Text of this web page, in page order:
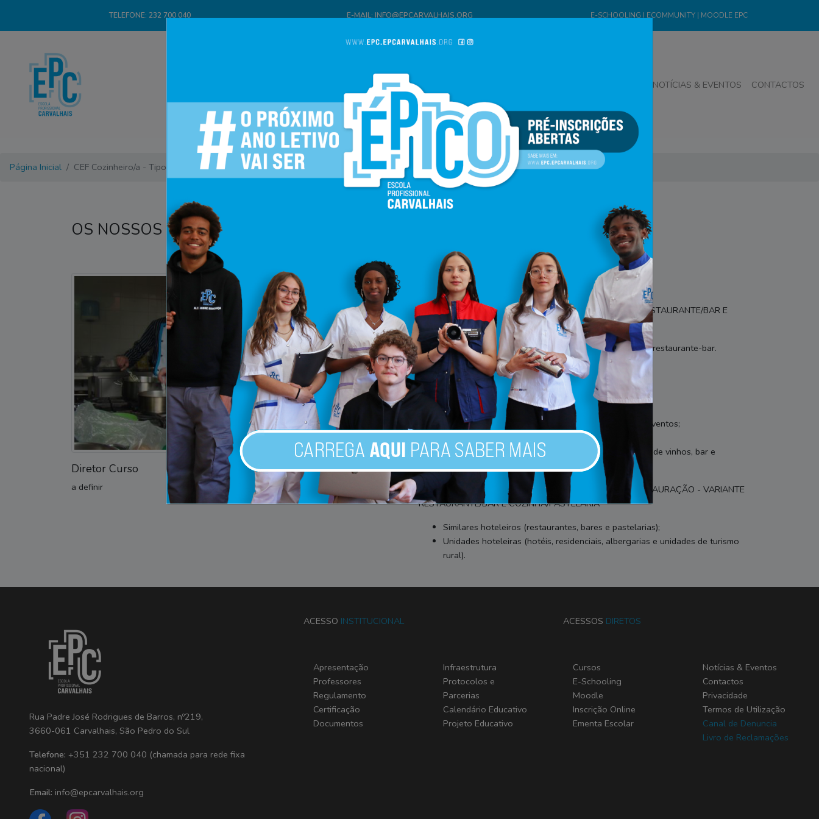
TELEFONE: 232 700 040 E-MAIL: INFO@EPCARVALHAIS.ORG E-SCHOOLING | ECOMMUNITY | MOODLE EPC
PÁGINA INICIAL(current)
ESCOLA NOTÍCIAS & EVENTOS CONTACTOS
Página Inicial CEF Cozinheiro/a - Tipo 2
OS NOSSOS CURSOS
Diretor Curso
a definir
Grau Conferido
9º Ano
Duração/Regime
2 Anos / Diurno
CEF Cozinheiro/a - Tipo 2
O QUE É UM TÉCNICO DE RESTAURAÇÃO - VARIANTE RESTAURANTE/BAR E
COZINHA/PASTELARIA?
Realiza diferentes tarefas nas áreas de cozinha-pastelaria, restaurante-bar.
O QUE É FAZ UM TÉCNICO DE RESTAURAÇÃO?
Confecciona refeições;
Executa todo o serviço de mesa;
Elabora bufetes, banquetes, cocktails, entre outros eventos;
Implementa normas de auto-controlo e HACCP;
Gere e controla custos de produção, elaborar cartas de vinhos, bar e
EM QUE ÁREAS PODE TRABALHAR UM TÉCNICO DE RESTAURAÇÃO - VARIANTE
RESTAURANTE/BAR E COZINHA/PASTELARIA
Similares hoteleiros (restaurantes, bares e pastelarias);
Unidades hoteleiras (hotéis, residenciais, albergarias e unidades de turismo
rural).
Rua Padre José Rodrigues de Barros, nº219,
3660-061 Carvalhais, São Pedro do Sul
Telefone: +351 232 700 040 (chamada para rede fixa
nacional)
Email: info@epcarvalhais.org
ACESSO INSTITUCIONAL
Apresentação
Professores
Regulamento
Certificação
Documentos
Infraestrutura
Protocolos e
Parcerias
Calendário Educativo
Projeto Educativo
ACESSOS DIRETOS
Cursos
E-Schooling
Moodle
Inscrição Online
Ementa Escolar
Notícias & Eventos
Contactos
Privacidade
Termos de Utilização
Canal de Denuncia
Livro de Reclamações